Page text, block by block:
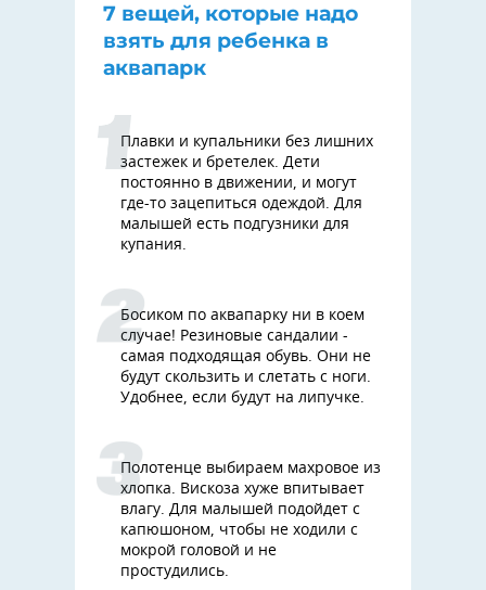
7 вещей, которые надо
взять для ребенка в
аквапарк
Плавки и купальники без лишних
застежек и бретелек. Дети
постоянно в движении, и могут
где-то зацепиться одеждой. Для
малышей есть подгузники для
купания.
Босиком по аквапарку ни в коем
случае! Резиновые сандалии -
самая подходящая обувь. Они не
будут скользить и слетать с ноги.
Удобнее, если будут на липучке.
Полотенце выбираем махровое из
хлопка. Вискоза хуже впитывает
влагу. Для малышей подойдет с
капюшоном, чтобы не ходили с
мокрой головой и не
простудились.